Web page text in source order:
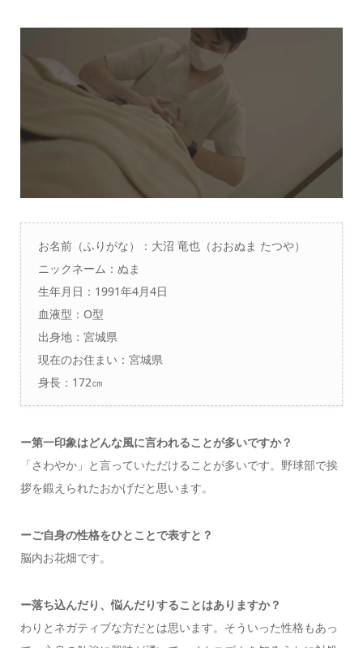
お名前（ふりがな）：大沼 竜也（おおぬま たつや）
ニックネーム：ぬま
生年月日：1991年4月4日
血液型：O型
出身地：宮城県
現在のお住まい：宮城県
身長：172㎝
ー第一印象はどんな風に言われることが多いですか？
「さわやか」と言っていただけることが多いです。野球部で挨
拶を鍛えられたおかげだと思います。
ーご自身の性格をひとことで表すと？
脳内お花畑です。
ー落ち込んだり、悩んだりすることはありますか？
わりとネガティブな方だとは思います。そういった性格もあっ